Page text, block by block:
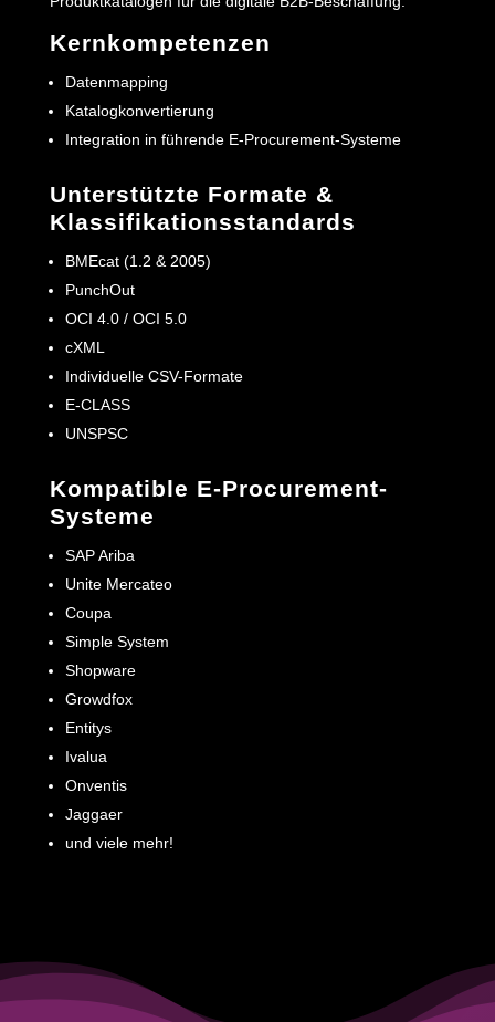
Kernkompetenzen
Datenmapping
Katalogkonvertierung
Integration in führende E-Procurement-Systeme
Unterstützte Formate &
Klassifikationsstandards
BMEcat (1.2 & 2005)
PunchOut
OCI 4.0 / OCI 5.0
cXML
Individuelle CSV-Formate
E-CLASS
UNSPSC
Kompatible E-Procurement-
Systeme
SAP Ariba
Unite Mercateo
Coupa
Simple System
Shopware
Growdfox
Entitys
Ivalua
Onventis
Jaggaer
und viele mehr!